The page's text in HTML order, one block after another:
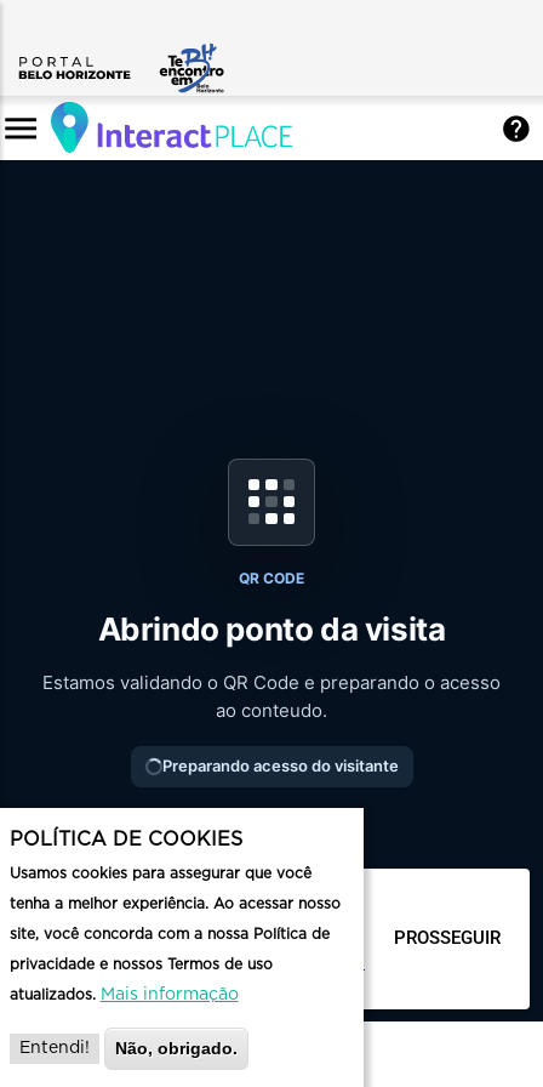
Descritivo
POLÍTICA DE COOKIES
Usamos cookies para assegurar que você
tenha a melhor experiência. Ao acessar nosso
site, você concorda com a nossa Política de
privacidade e nossos Termos de uso
atualizados. Mais informação
Entendi! Não, obrigado.